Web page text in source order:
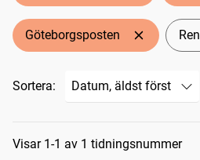
Göteborgsposten
Sortera:
Sökresultat
Visar 1-1 av 1 tidningsnummer